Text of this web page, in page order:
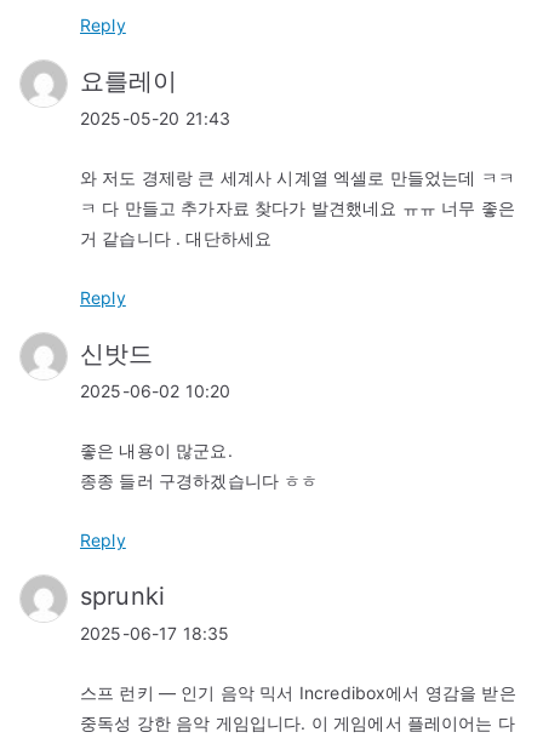
Reply
요를레이
2025-05-20 21:43
와 저도 경제랑 큰 세계사 시계열 엑셀로 만들었는데 ㅋㅋ
ㅋ 다 만들고 추가자료 찾다가 발견했네요 ㅠㅠ 너무 좋은
거 같습니다 . 대단하세요
Reply
신밧드
2025-06-02 10:20
좋은 내용이 많군요.
종종 들러 구경하겠습니다 ㅎㅎ
Reply
sprunki
2025-06-17 18:35
스프 런키 — 인기 음악 믹서 Incredibox에서 영감을 받은
중독성 강한 음악 게임입니다. 이 게임에서 플레이어는 다